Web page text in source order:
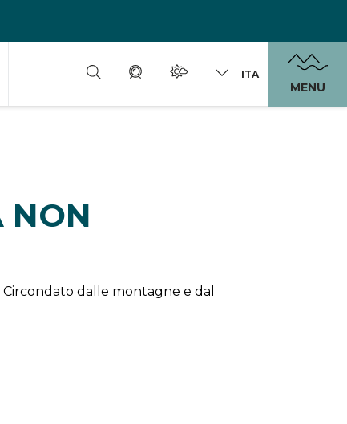
ITA
MENU
NON
dalle montagne e dal